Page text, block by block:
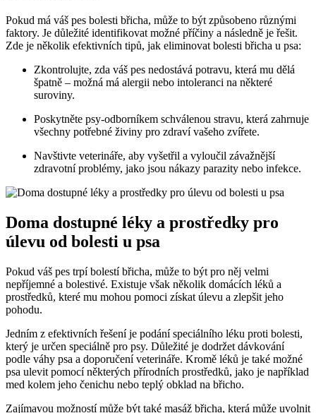
Pokud má váš pes bolesti břicha, může to být způsobeno různými
faktory. Je důležité identifikovat možné příčiny a následně je řešit.
Zde je několik efektivních tipů, jak eliminovat bolesti břicha u psa:
Zkontrolujte, zda váš pes nedostává potravu, která mu dělá
špatně – možná má alergii nebo intoleranci na některé
suroviny.
Poskytněte psy-odborníkem schválenou stravu, která zahrnuje
všechny potřebné živiny pro zdraví vašeho zvířete.
Navštivte veterináře, aby vyšetřil a vyloučil závažnější
zdravotní problémy, jako jsou nákazy parazity nebo infekce.
Doma dostupné léky a prostředky pro
úlevu od bolesti u psa
Pokud váš pes trpí bolestí břicha, může to být pro něj velmi
nepříjemné a bolestivé. Existuje však několik domácích léků a
prostředků, které mu mohou pomoci získat úlevu a zlepšit jeho
pohodu.
Jedním z efektivních řešení je podání speciálního léku proti bolesti,
který je určen speciálně pro psy. Důležité je dodržet dávkování
podle váhy psa a doporučení veterináře. Kromě léků je také možné
psa ulevit pomocí některých přírodních prostředků, jako je například
med kolem jeho čenichu nebo teplý obklad na břicho.
Zajímavou možností může být také masáž břicha, která může uvolnit